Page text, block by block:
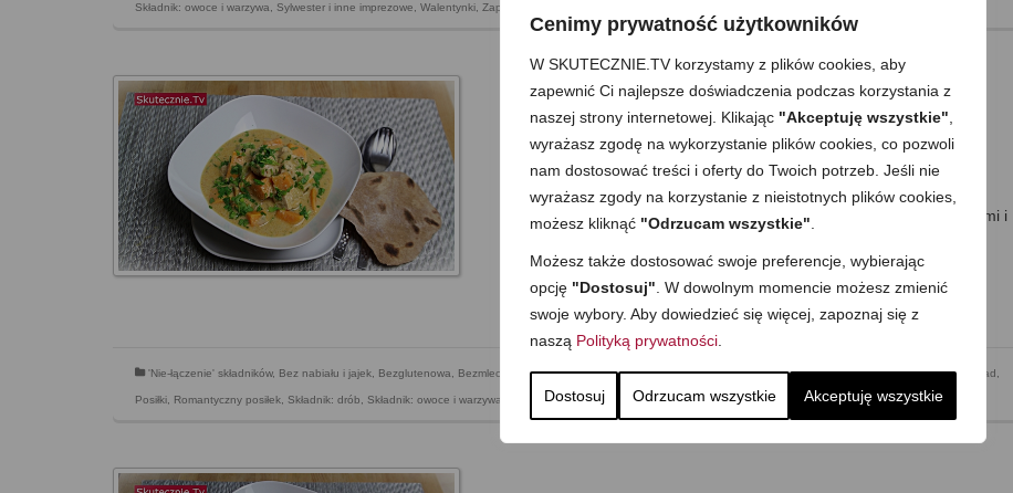
Cenimy prywatność użytkowników
W SKUTECZNIE.TV korzystamy z plików cookies, aby
zapewnić Ci najlepsze doświadczenia podczas korzystania z
naszej strony internetowej. Klikając "Akceptuję wszystkie"
wyrażasz zgodę na wykorzystanie plików cookies, co pozwoli
nam dostosować treści i oferty do Twoich potrzeb. Jeśli nie
wyrażasz zgody na korzystanie z nieistotnych plików cookies,
możesz kliknąć "Odrzucam wszystkie"
Możesz także dostosować swoje preferencje, wybierając
opcję "Dostosuj" . W dowolnym momencie możesz zmienić
swoje wybory. Aby dowiedzieć się więcej, zapoznaj się z
naszą Polityką prywatności
Dostosuj Odrzucam wszystkie Akceptuję wszystkie
Składnik: owoce i warzywa, Sylwester i inne imprezowe, Walentynki, Zapiekanki i dania z piekarnika
Kurczak w stylu indyjskim z batatem i
pomidorkami
8 KOMENTARZY
Dziś kurczak w stylu indyjskim, czyli coś na kształt curry, z warzywami i
prezentowanej wersji biorę akurat indyka, ale najczęściej sięgam tu
jednak po kurczaka, więc tak jakoś mam je „zapisane” …Zobacz
więcej…
'Nie-łączenie' składników, Bez nabiału i jajek, Bezglutenowa, Bezmleczna Dania jednogarnkowe,Dla dzieci,Dla niespodziewanych gości,Kolacja,Mega proste Obiad,
Posiłki, Romantyczny posiłek, Składnik: drób, Składnik: owoce i warzywa Walentynki,Zdrowe jedzenie,Zupy i gulasze